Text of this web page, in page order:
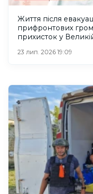
Життя після
прифронтових
прихисток у
23 лип. 2026 19:09